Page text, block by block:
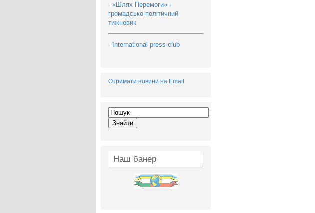
- «Шлях Перемоги» -
громадсько-політичний
тижневик
- International press-club
Отримати новини на Email
Наш банер